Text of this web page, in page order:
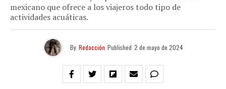
mexicano que ofrece a los viajeros todo tipo de
actividades acuáticas.
By Redacción Published 2 de mayo de 2024